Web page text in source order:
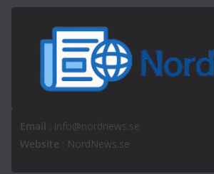
Email
: info@nordnews.se
Website
: NordNews.se